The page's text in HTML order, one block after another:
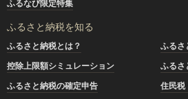
ふるなび限定特集
ふるさと納税を知る
ふるさと納税とは？
ふるさ
控除上限額シミュレーション
ふるさ
ふるさと納税の確定申告
住民税